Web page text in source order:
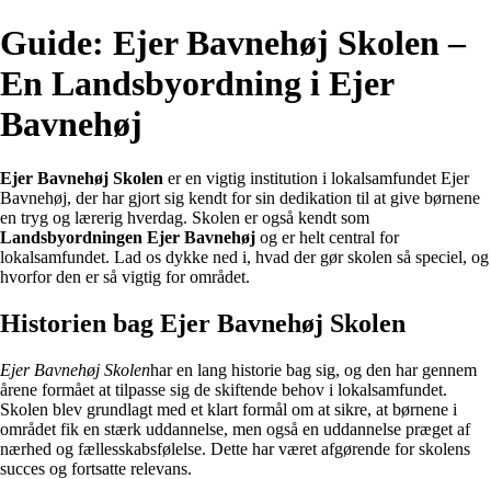
Guide: Ejer Bavnehøj Skolen –
En Landsbyordning i Ejer
Bavnehøj
Ejer Bavnehøj Skolen er en vigtig institution i lokalsamfundet Ejer
Bavnehøj, der har gjort sig kendt for sin dedikation til at give børnene
en tryg og lærerig hverdag. Skolen er også kendt som
Landsbyordningen Ejer Bavnehøj og er helt central for
lokalsamfundet. Lad os dykke ned i, hvad der gør skolen så speciel, og
hvorfor den er så vigtig for området.
Historien bag Ejer Bavnehøj Skolen
Ejer Bavnehøj Skolenhar en lang historie bag sig, og den har gennem
årene formået at tilpasse sig de skiftende behov i lokalsamfundet.
Skolen blev grundlagt med et klart formål om at sikre, at børnene i
området fik en stærk uddannelse, men også en uddannelse præget af
nærhed og fællesskabsfølelse. Dette har været afgørende for skolens
succes og fortsatte relevans.